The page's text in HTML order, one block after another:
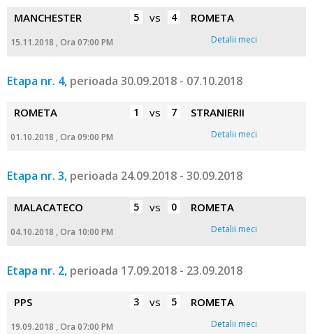
MANCHESTER 5 vs 4 ROMETA
15.11.2018 , Ora 07:00 PM Detalii meci
Etapa nr. 4, perioada 30.09.2018 - 07.10.2018
ROMETA 1 vs 7 STRANIERII
01.10.2018 , Ora 09:00 PM Detalii meci
Etapa nr. 3, perioada 24.09.2018 - 30.09.2018
MALACATECO 5 vs 0 ROMETA
04.10.2018 , Ora 10:00 PM Detalii meci
Etapa nr. 2, perioada 17.09.2018 - 23.09.2018
PPS 3 vs 5 ROMETA
19.09.2018 , Ora 07:00 PM Detalii meci